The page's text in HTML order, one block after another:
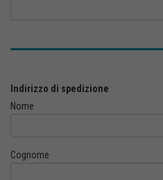
Indirizzo di spedizione
Nome
Cognome